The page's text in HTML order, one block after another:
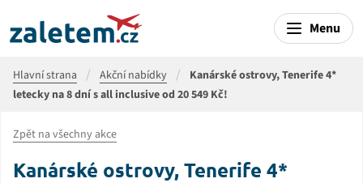
Menu
Hlavní strana Akční nabídky
Kanárské ostrovy, Tenerife 4*
letecky na 8 dní s all inclusive od 20 549 Kč!
Zpět na všechny akce
Kanárské ostrovy, Tenerife 4*